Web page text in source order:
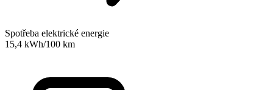
Spotřeba elektrické energie
15,4 kWh/100 km